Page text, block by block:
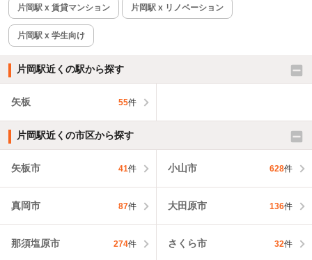
片岡駅 x 賃貸マンション 片岡駅 x リノベーション
片岡駅 x 学生向け
片岡駅近くの駅から探す
矢板 55件
片岡駅近くの市区から探す
矢板市 41件 小山市 628件
真岡市 87件 大田原市 136件
那須塩原市 274件 さくら市 32件